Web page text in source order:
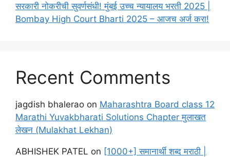
सरकारी नोकरीची सुवर्णसंधी! मुंबई उच्च न्यायालय भरती 2025 |
Bombay High Court Bharti 2025 – आजच अर्ज करा!
Recent Comments
jagdish bhalerao on Maharashtra Board class 12
Marathi Yuvakbharati Solutions Chapter मुलाखत
लेखन (Mulakhat Lekhan)
ABHISHEK PATEL on [1000+] समानार्थी शब्द मराठी |